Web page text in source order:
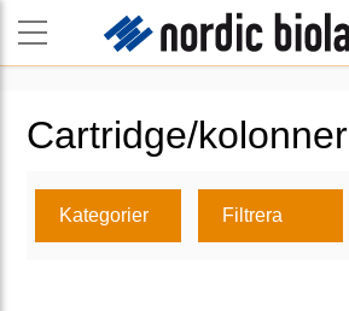
Cartridge/kolonner
Kategorier Filtrera